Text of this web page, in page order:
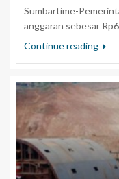
Sumbartime-
anggaran sebesar
Continue reading